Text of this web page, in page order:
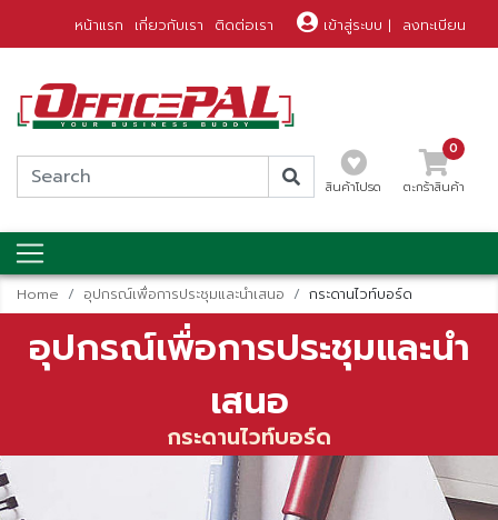
เข้าสู่ระบบ | ลงทะเบียน
หน้าแรก เกี่ยวกับเรา ติดต่อเรา
สินค้าโปรด ตะกร้าสินค้า
0
Home อุปกรณ์เพื่อการประชุมและนำเสนอ กระดานไวท์บอร์ด
อุปกรณ์เพื่อการประชุมและนำ
เสนอ
กระดานไวท์บอร์ด